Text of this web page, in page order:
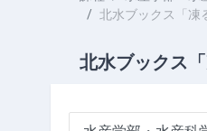
北水ブックス「凍
北水ブックス